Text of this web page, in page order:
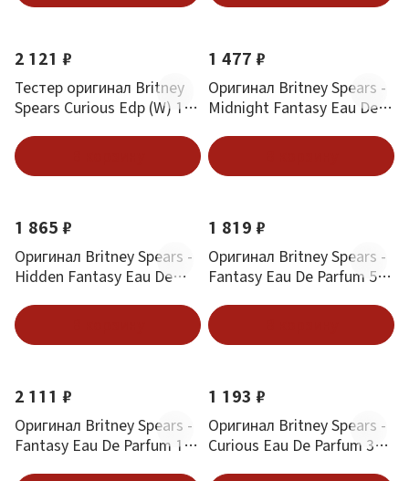
2 121 ₽
Тестер оригинал Britney
Spears Curious Edp (W) 100
1 477 ₽
Оригинал Britney Spears -
Midnight Fantasy Eau De
1 865 ₽
Оригинал Britney Spears -
Hidden Fantasy Eau De
1 819 ₽
Оригинал Britney Spears -
Fantasy Eau De Parfum 50
2 111 ₽
Оригинал Britney Spears -
Fantasy Eau De Parfum 100
1 193 ₽
Оригинал Britney Spears -
Curious Eau De Parfum 30